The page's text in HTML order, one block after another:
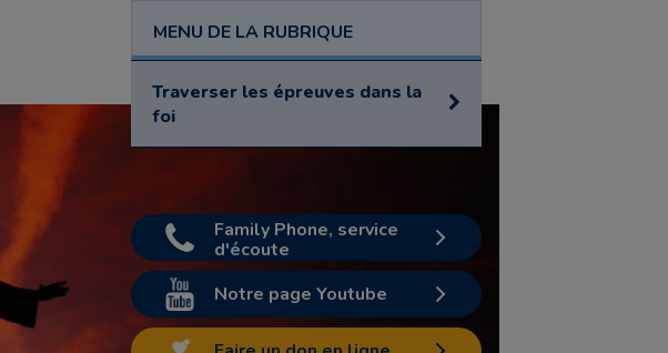
MENU DE LA RUBRIQUE
Traverser les épreuves dans la
foi
Family Phone, service
d'écoute
Notre page Youtube